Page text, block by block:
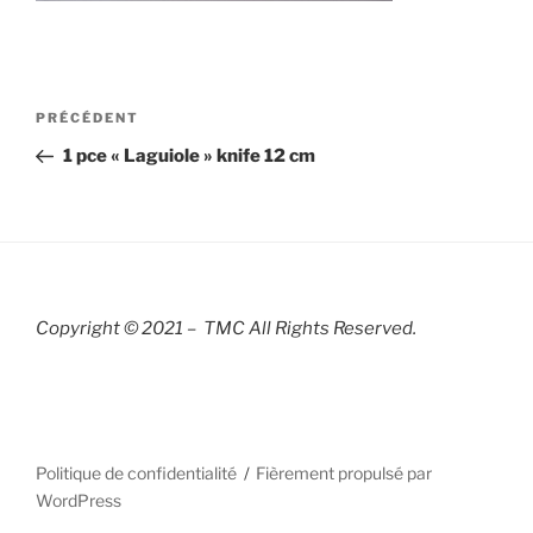
Navigation
l’article
Article
précédent
PRÉCÉDENT
1 pce « Laguiole » knife 12 cm
Copyright © 2021 – TMC All Rights Reserved.
Politique de confidentialité
Fièrement propulsé par
WordPress